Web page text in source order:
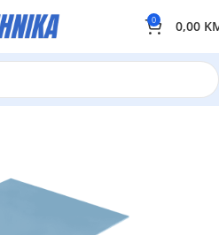
0 0,00